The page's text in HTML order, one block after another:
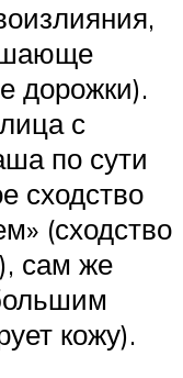
дорожки).
с
по сути
сходство
(сходство
сам же
кожу).